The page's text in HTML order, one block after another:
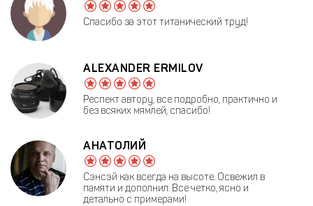
Спасибо за этот титанический труд!
ALEXANDER ERMILOV
Респект автору, все подробно, практично и
без всяких мямлей, спасибо!
АНАТОЛИЙ
Сэнсэй как всегда на высоте. Освежил в
памяти и дополнил. Все четко, ясно и
детально с примерами!